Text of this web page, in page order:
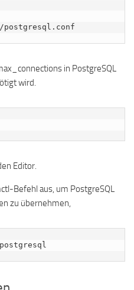
postgresql.conf
in PostgreSQL
wird.
Editor.
Befehl aus, um PostgreSQL
zu übernehmen,